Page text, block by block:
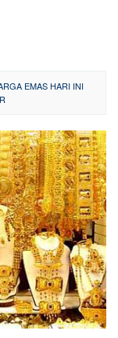
EMAS HARI INI